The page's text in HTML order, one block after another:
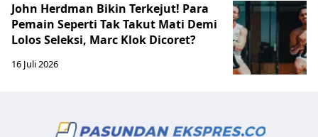
John Herdman Bikin Terkejut! Para
Pemain Seperti Tak Takut Mati Demi
Lolos Seleksi, Marc Klok Dicoret?
16 Juli 2026